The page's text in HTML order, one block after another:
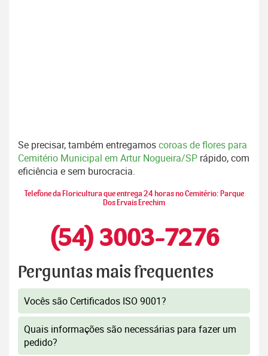
Se precisar, também entregamoscoroas de flores para
Cemitério Municipal em Artur Nogueira/SP rápido, com
eficiência e sem burocracia.
Telefone da Floricultura que entrega 24 horas no Cemitério: Parque
Dos Ervais Erechim
(54) 3003-7276
Perguntas mais frequentes
Vocês são Certificados ISO 9001?
Quais informações são necessárias para fazer um
pedido?